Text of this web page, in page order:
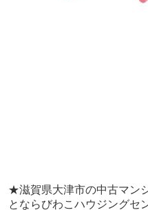
★滋賀県大津市の中古マン
とならびわこハウジングセ